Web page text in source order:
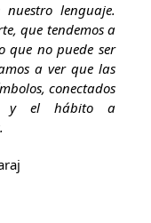
lenguaje.
que tendemos a
no puede ser
a ver que las
conectados
y el hábito a